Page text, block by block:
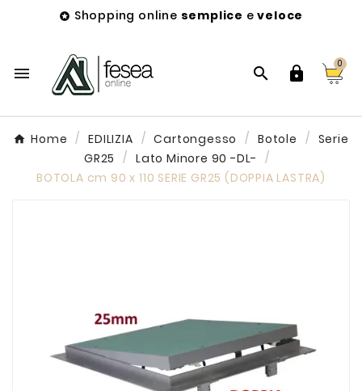
 Shopping online semplice eveloce
  
0
Home EDILIZIA Cartongesso Botole
Serie
GR25
Lato Minore 90 -DL-
BOTOLA cm 90 x 110 SERIE GR25 (DOPPIA LASTRA)